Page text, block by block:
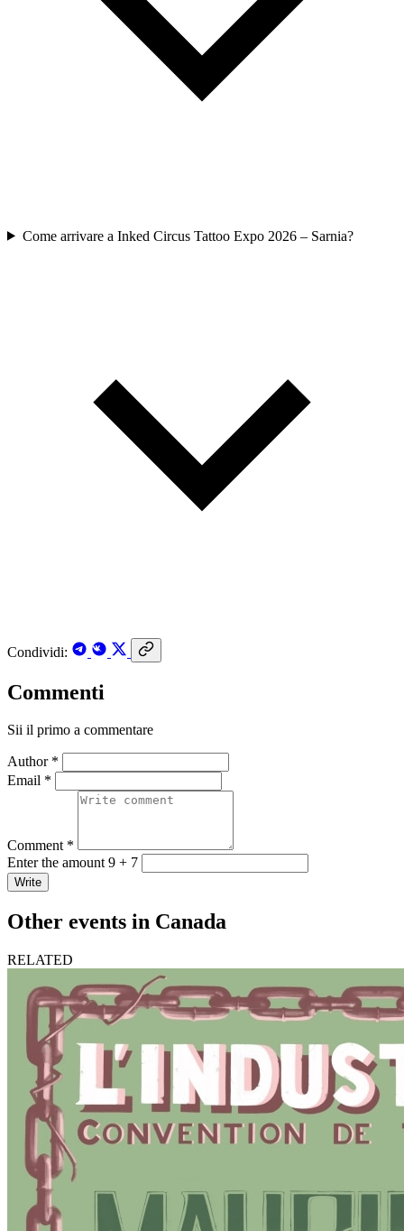
Come arrivare a Inked Circus Tattoo Expo 2026 – Sarnia?
Condividi:
Commenti
Sii il primo a commentare
Author *
Email *
Comment *
Enter the amount 9 + 7
Write
Other events in Canada
RELATED